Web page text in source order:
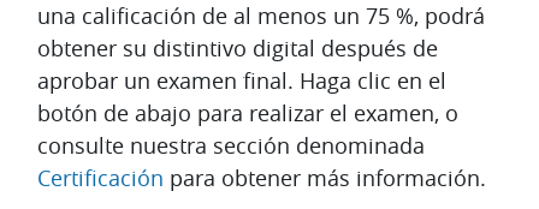
una calificación de al menos un 75 %, podrá
obtener su distintivo digital después de
aprobar un examen final. Haga clic en el
botón de abajo para realizar el examen, o
consulte nuestra sección denominada
Certificación para obtener más información.